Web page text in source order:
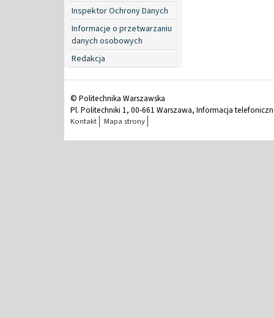
Inspektor Ochrony Danych
Informacje o przetwarzaniu
danych osobowych
Redakcja
© Politechnika Warszawska
Pl. Politechniki 1, 00-661 Warszawa, Informacja
Kontakt Mapa strony